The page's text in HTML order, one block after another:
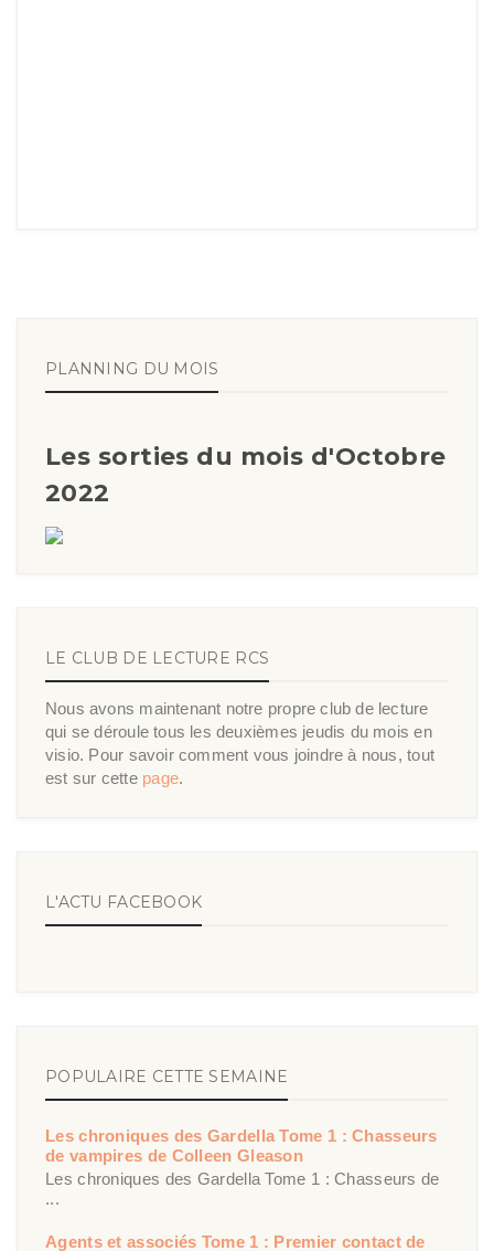
PLANNING DU MOIS
Les sorties du mois d'Octobre
2022
LE CLUB DE LECTURE RCS
Nous avons maintenant notre propre club de lecture
qui se déroule tous les deuxièmes jeudis du mois en
visio. Pour savoir comment vous joindre à nous, tout
est sur cette page.
L'ACTU FACEBOOK
POPULAIRE CETTE SEMAINE
Les chroniques des Gardella Tome 1 : Chasseurs
de vampires de Colleen Gleason
Les chroniques des Gardella Tome 1 : Chasseurs de
...
Agents et associés Tome 1 : Premier contact de